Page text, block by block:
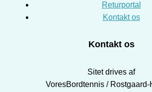
Returportal
Kontakt os
Kontakt os
Sitet drives af
VoresBordtennis / Rostgaard-